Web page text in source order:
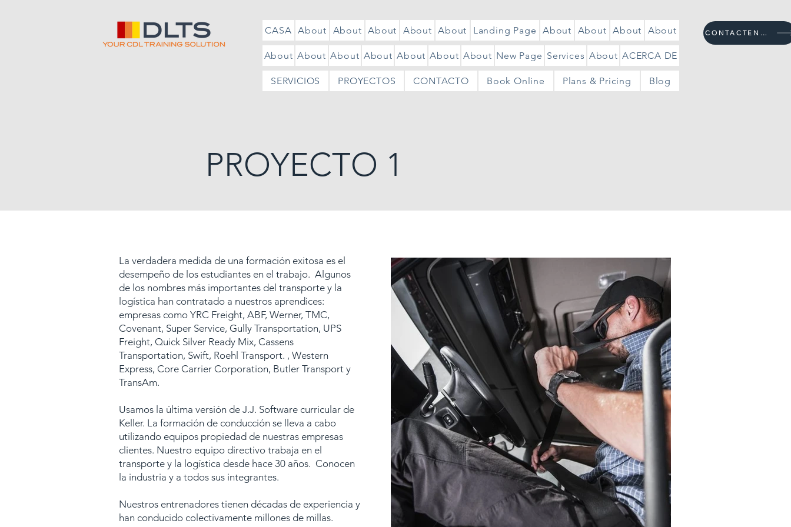
CASA About About About About About Landing Page About About About About
About About About About About About About New Page Services About ACERCA DE
SERVICIOS PROYECTOS CONTACTO Book Online Plans & Pricing Blog
CONTACTENOS
PROYECTO 1
La verdadera medida de una formación exitosa es el
desempeño de los estudiantes en el trabajo. Algunos
de los nombres más importantes del transporte y la
logística han contratado a nuestros aprendices:
empresas como YRC Freight, ABF, Werner, TMC,
Covenant, Super Service, Gully Transportation, UPS
Freight, Quick Silver Ready Mix, Cassens
Transportation, Swift, Roehl Transport. , Western
Express, Core Carrier Corporation, Butler Transport y
TransAm.
Usamos la última versión de J.J. Software curricular de
Keller. La formación de conducción se lleva a cabo
utilizando equipos propiedad de nuestras empresas
clientes. Nuestro equipo directivo trabaja en el
transporte y la logística desde hace 30 años. Conocen
la industria y a todos sus integrantes.
Nuestros entrenadores tienen décadas de experiencia y
han conducido colectivamente millones de millas.